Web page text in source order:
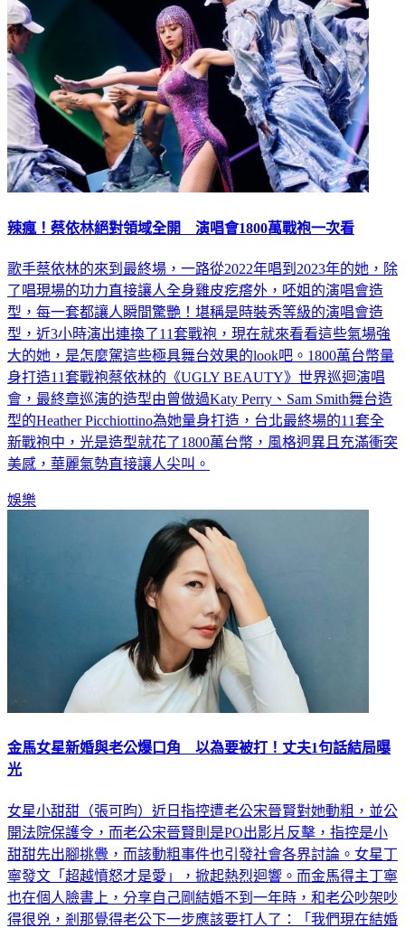
辣瘋！蔡依林絕對領域全開 演唱會1800萬戰袍一次看
歌手蔡依林的來到最終場，一路從2022年唱到2023年的她，除
了唱現場的功力直接讓人全身雞皮疙瘩外，呸姐的演唱會造
型，每一套都讓人瞬間驚艷！堪稱是時裝秀等級的演唱會造
型，近3小時演出連換了11套戰袍，現在就來看看這些氣場強
大的她，是怎麼駕這些極具舞台效果的look吧。1800萬台幣量
身打造11套戰袍蔡依林的《UGLY BEAUTY》世界巡迴演唱
會，最終章巡演的造型由曾做過Katy Perry、Sam Smith舞台造
型的Heather Picchiottino為她量身打造，台北最終場的11套全
新戰袍中，光是造型就花了1800萬台幣，風格迥異且充滿衝突
美感，華麗氣勢直接讓人尖叫。
娛樂
金馬女星新婚與老公爆口角 以為要被打！丈夫1句話結局曝
光
女星小甜甜（張可昀）近日指控遭老公宋晉賢對她動粗，並公
開法院保護令，而老公宋晉賢則是PO出影片反擊，指控是小
甜甜先出腳挑釁，而該動粗事件也引發社會各界討論。女星丁
寧發文「超越憤怒才是愛」，掀起熱烈迴響。而金馬得主丁寧
也在個人臉書上，分享自己剛結婚不到一年時，和老公吵架吵
得很兇，剎那覺得老公下一步應該要打人了：「我們現在結婚